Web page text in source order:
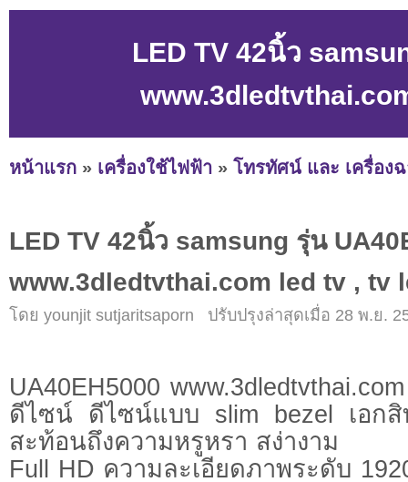
LED TV 42นิ้ว
หน้าแรก » เครื่องใช้ไฟฟ้า » โทรทัศน์ และ เครื่อง
LED TV 42นิ้ว samsung รุ่น
www.3dledtvthai.com led tv , tv
โดย younjit sutjaritsaporn ปรับปรุงล่าสุดเมื่อ 28 พ.ย.
UA40EH5000
ดีไซน์ ดีไซน์แบบ slim bezel เอกสิ
สะท้อนถึงความหรูหรา สง่างาม
Full HD ความละเอียดภาพระดับ